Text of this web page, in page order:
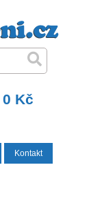
0 Kč
Kontakt